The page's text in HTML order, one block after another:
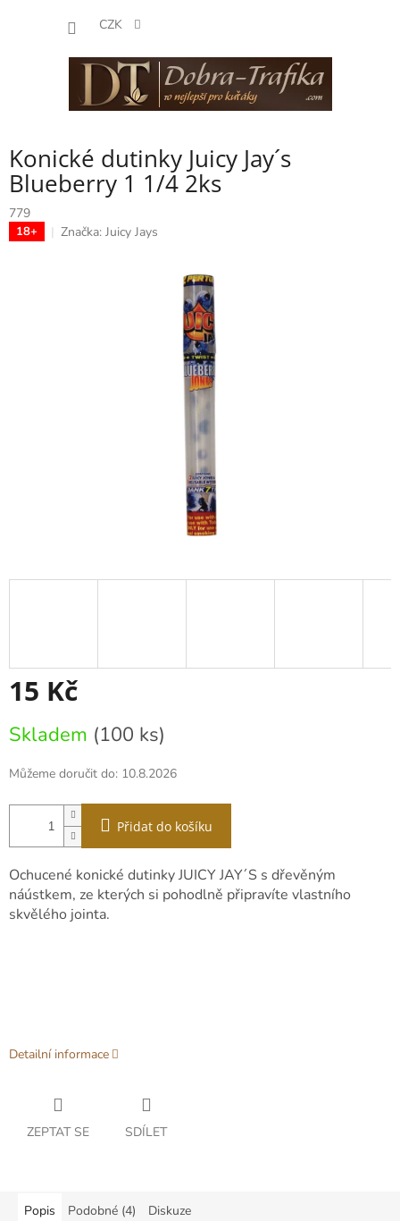
CZK
Konické dutinky Juicy Jay´s
Blueberry 1 1/4 2ks
779
18+ Značka: Juicy Jays
15 Kč
cena:
Skladem (100 ks)
Můžeme doručit do: 10.8.2026
Přidat do košíku
Ochucené konické dutinky JUICY JAY´S s dřevěným
náústkem, ze kterých si pohodlně připravíte vlastního
skvělého jointa.
Detailní informace
ZEPTAT SE SDÍLET
Popis Podobné (4) Diskuze